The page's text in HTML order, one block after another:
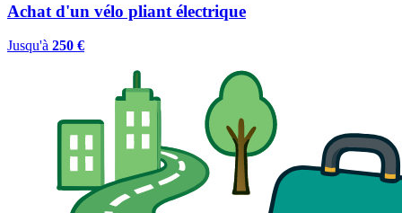
Achat d'un vélo pliant électrique
Jusqu'à 250 €